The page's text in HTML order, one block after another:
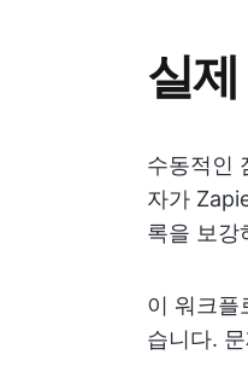
실
수동적인
자가
록을 보강
이 워크플
습니다.